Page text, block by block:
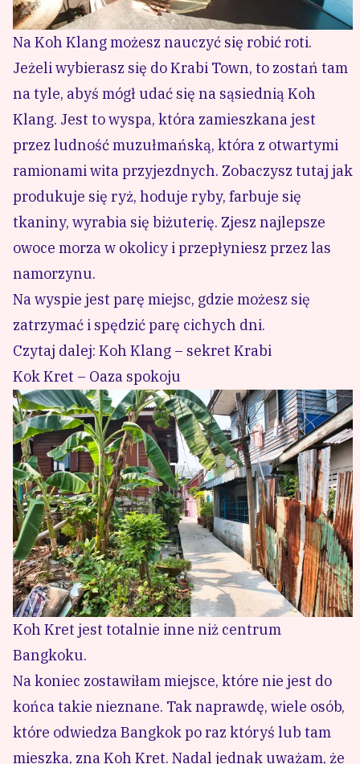
Na Koh Klang możesz nauczyć się robić roti.
Jeżeli wybierasz się do Krabi Town, to zostań tam
na tyle, abyś mógł udać się na sąsiednią Koh
Klang. Jest to wyspa, która zamieszkana jest
przez ludność muzułmańską, która z otwartymi
ramionami wita przyjezdnych. Zobaczysz tutaj jak
produkuje się ryż, hoduje ryby, farbuje się
tkaniny, wyrabia się biżuterię. Zjesz najlepsze
owoce morza w okolicy i przepłyniesz przez las
namorzynu.
Na wyspie jest parę miejsc, gdzie możesz się
zatrzymać i spędzić parę cichych dni.
Czytaj dalej: Koh Klang – sekret Krabi
Kok Kret – Oaza spokoju
Koh Kret jest totalnie inne niż centrum
Bangkoku.
Na koniec zostawiłam miejsce, które nie jest do
końca takie nieznane. Tak naprawdę, wiele osób,
które odwiedza Bangkok po raz któryś lub tam
mieszka, zna Koh Kret. Nadal jednak uważam, że